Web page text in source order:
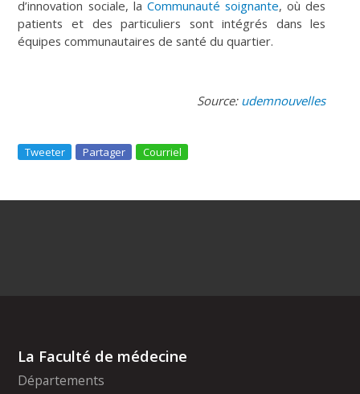
d’innovation sociale, la Communauté soignante, où des
patients et des particuliers sont intégrés dans les
équipes communautaires de santé du quartier.
Source: udemnouvelles
Tweeter Partager Courriel
La Faculté de médecine
Départements